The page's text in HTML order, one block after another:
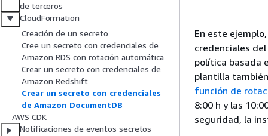
de terceros
CloudFormation
Creación de un secreto
Cree un secreto con credenciales de
Amazon RDS con rotación automática
Crear un secreto con credenciales de
Amazon Redshift
Crear un secreto con credenciales
de Amazon DocumentDB
AWS CDK
Notificaciones de eventos secretos
En este
credenciales
política basada
plantilla
función de
8:00 h y las
seguridad, la